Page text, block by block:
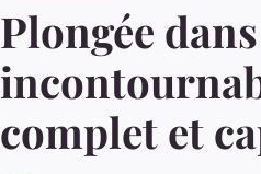
Plongée
complet et